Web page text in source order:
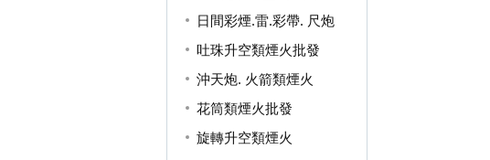
日間彩煙.雷.彩帶. 尺炮
吐珠升空類煙火批發
沖天炮. 火箭類煙火
花筒類煙火批發
旋轉升空類煙火